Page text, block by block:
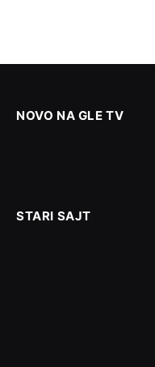
NOVO NA GLE TV
STARI SAJT